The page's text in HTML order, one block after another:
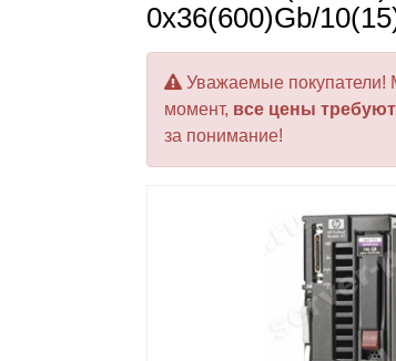
0x36(600)Gb/
Уважаемые покупатели!
момент, все цены
за понимание!